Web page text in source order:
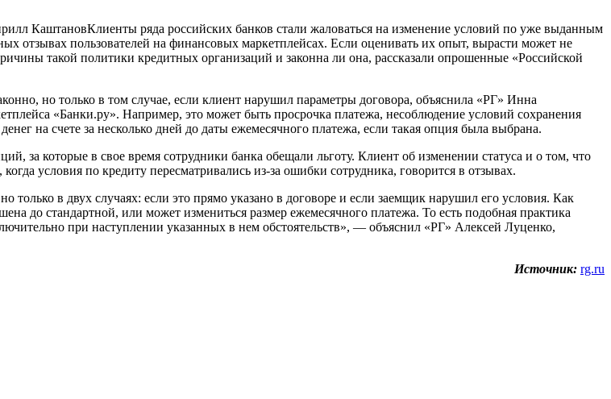
КаштановКлиенты ряда российских банков стали жаловаться на изменение условий по уже выданным
отзывах пользователей на финансовых маркетплейсах. Если оценивать их опыт, вырасти может не
такой политики кредитных организаций и законна ли она, рассказали опрошенные «Российской
но только в том случае, если клиент нарушил параметры договора, объяснила «РГ» Инна
«Банки.ру». Например, это может быть просрочка платежа, несоблюдение условий сохранения
на счете за несколько дней до даты ежемесячного платежа, если такая опция была выбрана.
за которые в свое время сотрудники банка обещали льготу. Клиент об изменении статуса и о том, что
условия по кредиту пересматривались из-за ошибки сотрудника, говорится в отзывах.
только в двух случаях: если это прямо указано в договоре и если заемщик нарушил его условия. Как
до стандартной, или может измениться размер ежемесячного платежа. То есть подобная практика
при наступлении указанных в нем обстоятельств», — объяснил «РГ» Алексей Луценко,
Источник: rg.ru